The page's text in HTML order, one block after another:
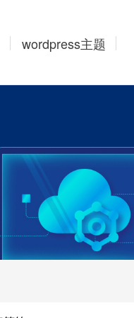
wordpress主题